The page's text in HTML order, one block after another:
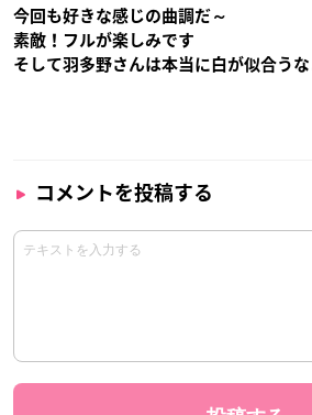
今回も好きな感じの曲調だ～
素敵！フルが楽しみです
そして羽多野さんは本当に白が似合うな
コメントを投稿する